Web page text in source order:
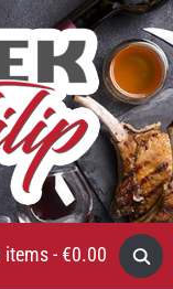
items - €0.00